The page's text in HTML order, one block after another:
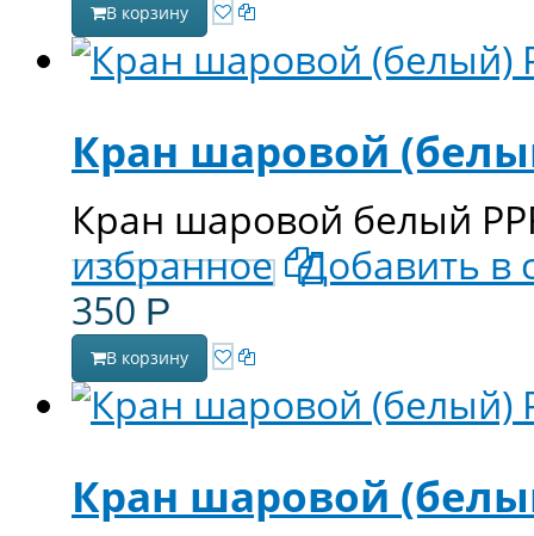
В корзину
Кран шаровой
Кран шаровой белый
избранное Добавить в
350 Р
В корзину
Кран шаровой